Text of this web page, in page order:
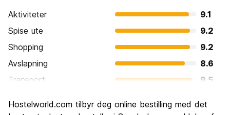
Aktiviteter
9.1
Spise ute
9.2
Shopping
9.2
Avslapning
8.6
Transport
9.5
Kultur
9.2
Hostelworld.com tilbyr deg online bestilling med det